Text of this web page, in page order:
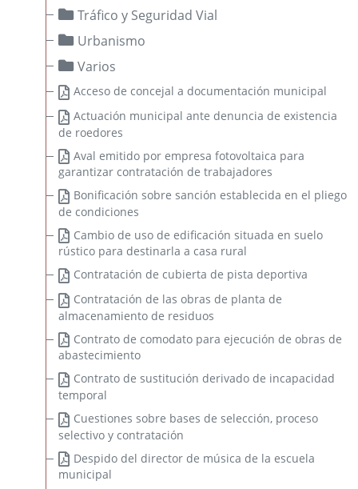
Tráfico y Seguridad Vial
Urbanismo
Varios
Acceso de concejal a documentación municipal
Actuación municipal ante denuncia de existencia
de roedores
Aval emitido por empresa fotovoltaica para
garantizar contratación de trabajadores
Bonificación sobre sanción establecida en el pliego
de condiciones
Cambio de uso de edificación situada en suelo
rústico para destinarla a casa rural
Contratación de cubierta de pista deportiva
Contratación de las obras de planta de
almacenamiento de residuos
Contrato de comodato para ejecución de obras de
abastecimiento
Contrato de sustitución derivado de incapacidad
temporal
Cuestiones sobre bases de selección, proceso
selectivo y contratación
Despido del director de música de la escuela
municipal